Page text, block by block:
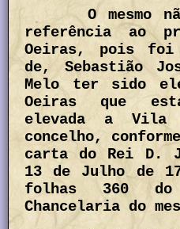
O mesmo
referência ao
Oeiras, pois foi
de, Sebastião
Melo ter sido
Oeiras que
elevada a Vila
concelho,
carta do Rei D.
13 de Julho de
folhas 360
Chancelaria do